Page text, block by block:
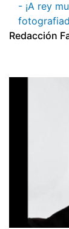
- ¡A rey
Redacción